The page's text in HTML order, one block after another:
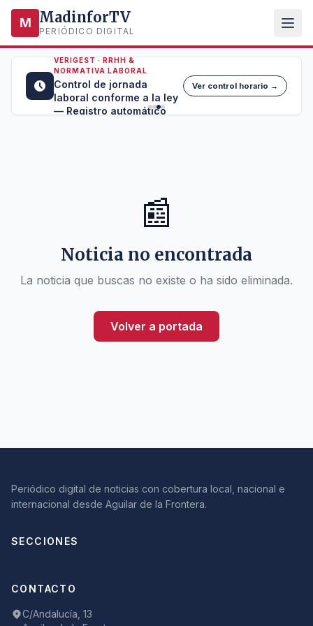
M MadinforTV
PERIÓDICO DIGITAL
VERIGEST · RRHH &
NORMATIVA LABORAL
Control de jornada
laboral conforme a la ley
— Registro automático
Ver control horario →
📰
Noticia no encontrada
La noticia que buscas no existe o ha sido eliminada.
Volver a portada
Periódico digital de noticias con cobertura local, nacional e
internacional desde Aguilar de la Frontera.
SECCIONES
CONTACTO
C/Andalucía, 13